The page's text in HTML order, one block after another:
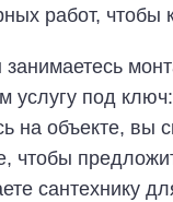
работ, чтобы
услугу под
на объекте, вы
чтобы
сантехнику